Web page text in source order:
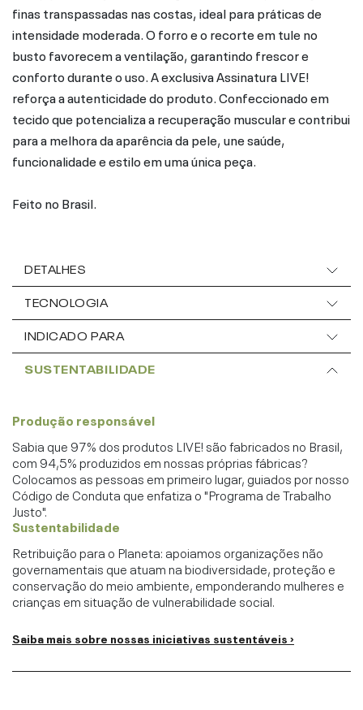
finas transpassadas nas costas, ideal para práticas de
intensidade moderada. O forro e o recorte em tule no
busto favorecem a ventilação, garantindo frescor e
conforto durante o uso. A exclusiva Assinatura LIVE!
reforça a autenticidade do produto. Confeccionado em
tecido que potencializa a recuperação muscular e contribui
para a melhora da aparência da pele, une saúde,
funcionalidade e estilo em uma única peça.
Feito no Brasil.
DETALHES
TECNOLOGIA
INDICADO PARA
SUSTENTABILIDADE
Produção responsável
Sabia que 97% dos produtos LIVE! são fabricados no Brasil,
com 94,5% produzidos em nossas próprias fábricas?
Colocamos as pessoas em primeiro lugar, guiados por nosso
Código de Conduta que enfatiza o "Programa de Trabalho
Justo".
Sustentabilidade
Retribuição para o Planeta: apoiamos organizações não
governamentais que atuam na biodiversidade, proteção e
conservação do meio ambiente, emponderando mulheres e
crianças em situação de vulnerabilidade social.
Saiba mais sobre nossas iniciativas sustentáveis ›